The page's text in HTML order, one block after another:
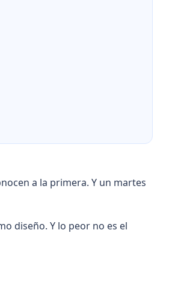
a la primera. Y un martes
diseño. Y lo peor no es el